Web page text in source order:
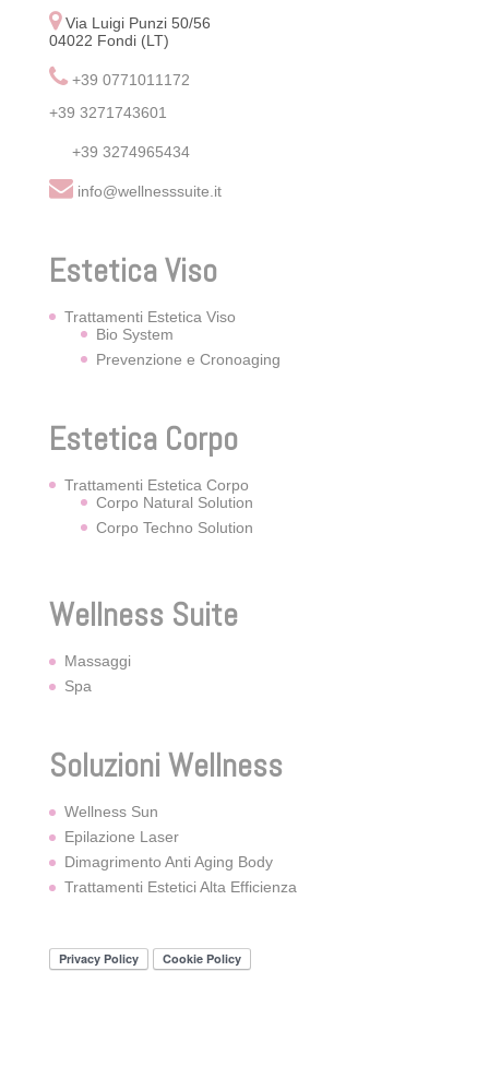
Via Luigi Punzi 50/56
04022 Fondi (LT)
+39 0771011172
+39 3271743601
+39 3274965434
info@wellnesssuite.it
Estetica Viso
Trattamenti Estetica Viso
Bio System
Prevenzione e Cronoaging
Estetica Corpo
Trattamenti Estetica Corpo
Corpo Natural Solution
Corpo Techno Solution
Wellness Suite
Massaggi
Spa
Soluzioni Wellness
Wellness Sun
Epilazione Laser
Dimagrimento Anti Aging Body
Trattamenti Estetici Alta Efficienza